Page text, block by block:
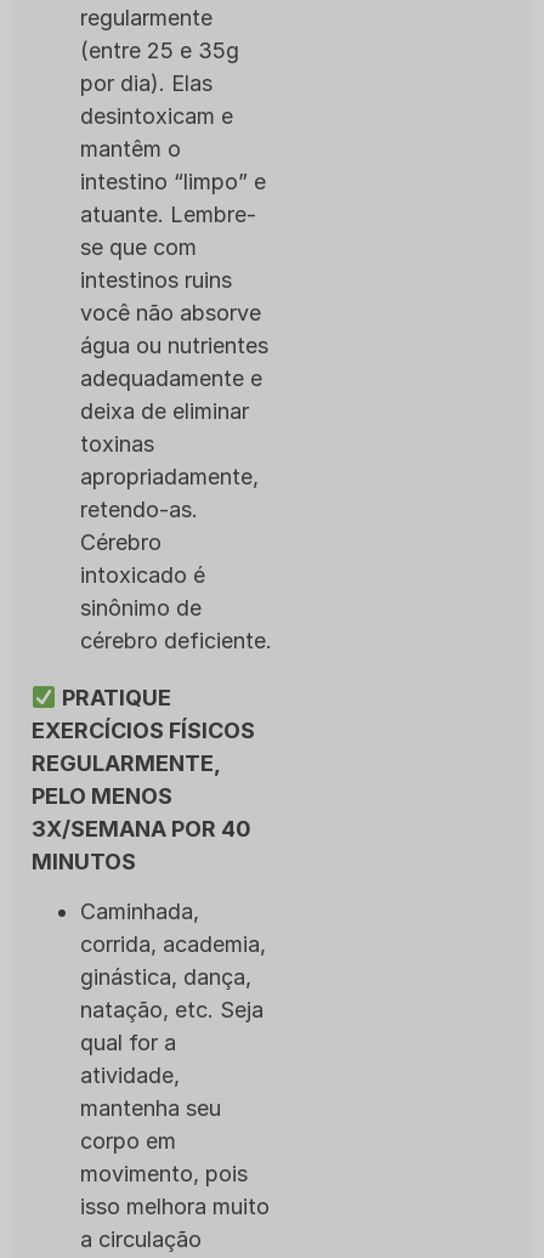
regularmente
(entre 25 e 35g
por dia). Elas
desintoxicam e
mantêm o
intestino “limpo” e
atuante. Lembre-
se que com
intestinos ruins
você não absorve
água ou nutrientes
adequadamente e
deixa de eliminar
toxinas
apropriadamente,
retendo-as.
Cérebro
intoxicado é
sinônimo de
cérebro deficiente.
PRATIQUE
EXERCÍCIOS FÍSICOS
REGULARMENTE,
PELO MENOS
3X/SEMANA POR 40
MINUTOS
Caminhada,
corrida, academia,
ginástica, dança,
natação, etc. Seja
qual for a
atividade,
mantenha seu
corpo em
movimento, pois
isso melhora muito
a circulação